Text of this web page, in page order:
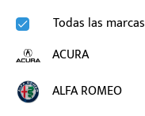
Todas las marcas
ACURA
ALFA ROMEO